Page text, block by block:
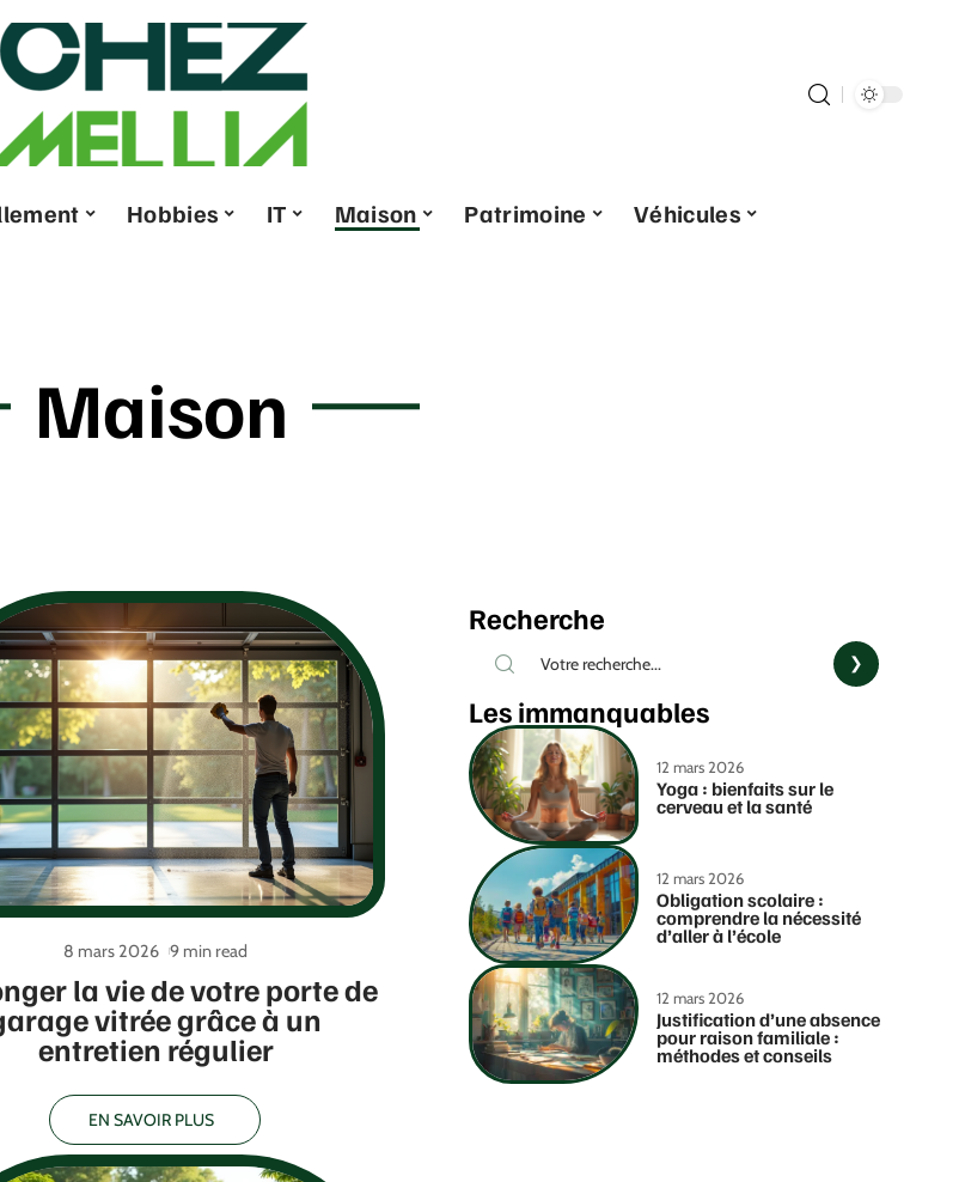
Hobbies IT Maison Patrimoine
Véhicules
Maison
la vie de votre porte de
vitrée grâce à un
entretien régulier
8 mars 2026 9 min read
EN SAVOIR PLUS
Recherche
Les immanquables
12 mars 2026
Yoga : bienfaits sur le
cerveau et la santé
12 mars 2026
Obligation scolaire :
comprendre la nécessité
d’aller à l’école
12 mars 2026
Justification d’une absence
pour raison familiale :
méthodes et conseils